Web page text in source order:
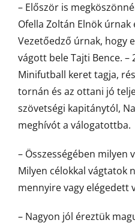
– Először is
Ofella Zoltán Elnök úrnak
Vezetőedző úrnak, hogy
vágott bele Tajti Bence. –
Minifutball keret tagja,
tornán és az ottani jó
szövetségi kapitánytól,
meghívót a válogatottba.
– Összességében milyen
Milyen célokkal vágtatok
mennyire vagy elégedett
– Nagyon jól éreztük